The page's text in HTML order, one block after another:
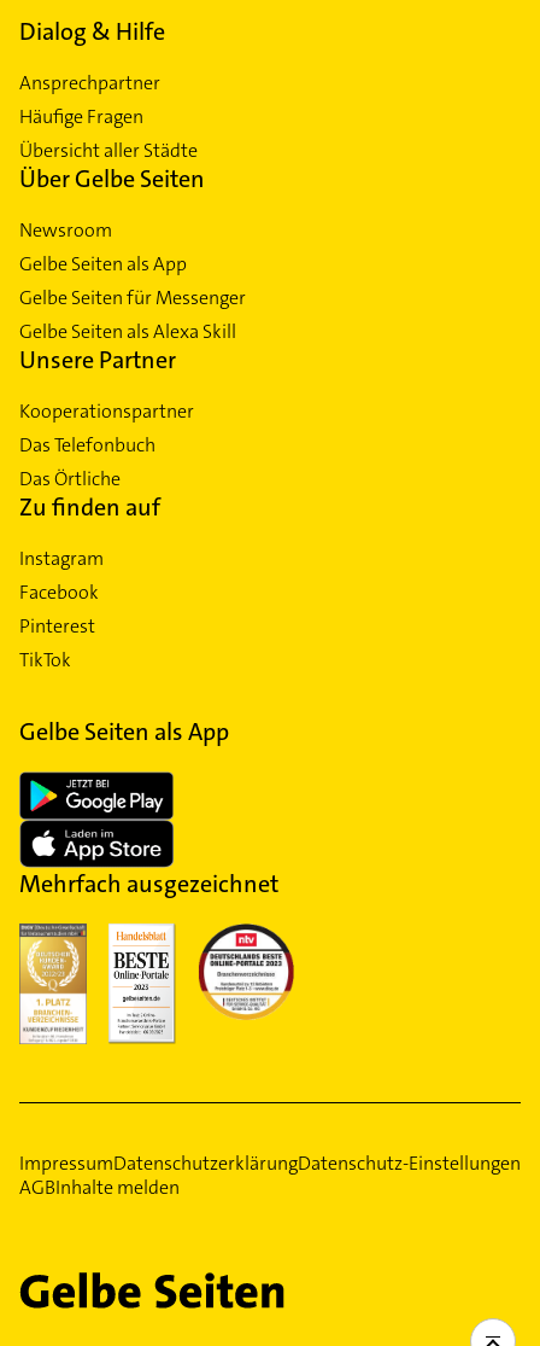
Dialog & Hilfe
Ansprechpartner
Häufige Fragen
Übersicht aller Städte
Über Gelbe Seiten
Newsroom
Gelbe Seiten als App
Gelbe Seiten für Messenger
Gelbe Seiten als Alexa Skill
Unsere Partner
Kooperationspartner
Das Telefonbuch
Das Örtliche
Zu finden auf
Instagram
Facebook
Pinterest
TikTok
Gelbe Seiten als App
Mehrfach ausgezeichnet
ImpressumDatenschutzerklärungDatenschutz-Einstellungen
AGBInhalte melden